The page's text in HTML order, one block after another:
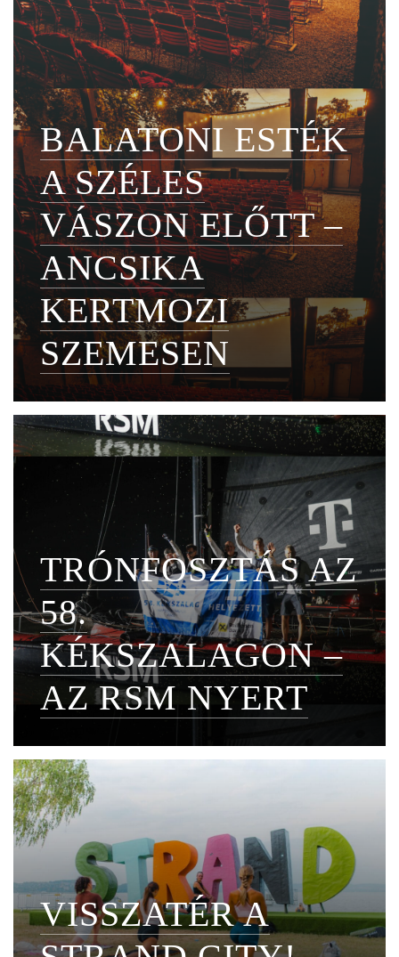
BALATONI ESTÉK
A SZÉLES
VÁSZON ELŐTT –
ANCSIKA
KERTMOZI
SZEMESEN
TRÓNFOSZTÁS AZ
58.
KÉKSZALAGON –
AZ RSM NYERT
VISSZATÉR A